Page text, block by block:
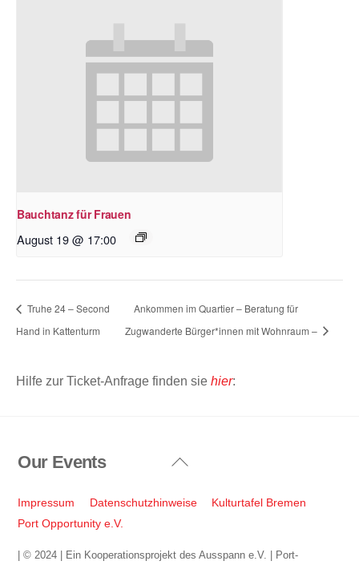
Bauchtanz für Frauen
August 19 @ 17:00
Truhe 24 – Second
Hand in Kattenturm
Ankommen im Quartier – Beratung für
Zugwanderte Bürger*innen mit Wohnraum –
Hilfe zur Ticket-Anfrage finden sie hier:
Back
Top
Our Events
Impressum Datenschutzhinweise
Kulturtafel Bremen
Port Opportunity e.V.
| © 2024 | Ein Kooperationsprojekt des Ausspann e.V. | Port-